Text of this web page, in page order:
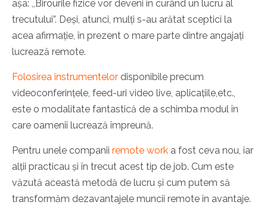
așa: ,,Birourile fizice vor deveni în curând un lucru al
trecutului”. Deși, atunci, mulți s-au arătat sceptici la
acea afirmație, în prezent o mare parte dintre angajați
lucrează remote.
Folosirea instrumentelor disponibile precum
videoconferințele, feed-uri video live, aplicațiile,etc.,
este o modalitate fantastică de a schimba modul în
care oamenii lucrează împreună.
Pentru unele companii remote work a fost ceva nou, iar
alții practicau și în trecut acest tip de job. Cum este
văzută această metodă de lucru și cum putem să
transformăm dezavantajele muncii remote în avantaje.